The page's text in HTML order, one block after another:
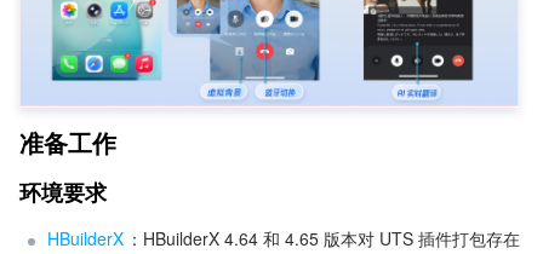
准备工作
环境要求
HBuilderX ：HBuilderX 4.64 和 4.65 版本对 UTS 插件打包存在